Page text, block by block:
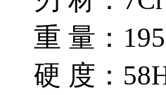
重 量：
硬 度：